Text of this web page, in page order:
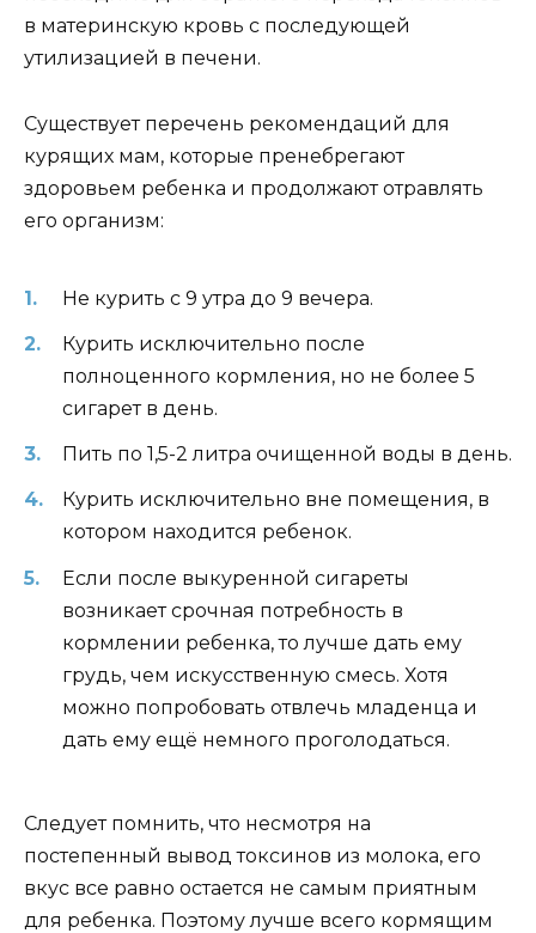
в материнскую кровь с последующей
утилизацией в печени.
Существует перечень рекомендаций для
курящих мам, которые пренебрегают
здоровьем ребенка и продолжают отравлять
его организм:
Не курить с 9 утра до 9 вечера.
Курить исключительно после
полноценного кормления, но не более 5
сигарет в день.
Пить по 1,5-2 литра очищенной воды в день.
Курить исключительно вне помещения, в
котором находится ребенок.
Если после выкуренной сигареты
возникает срочная потребность в
кормлении ребенка, то лучше дать ему
грудь, чем искусственную смесь. Хотя
можно попробовать отвлечь младенца и
дать ему ещё немного проголодаться.
Следует помнить, что несмотря на
постепенный вывод токсинов из молока, его
вкус все равно остается не самым приятным
для ребенка. Поэтому лучше всего кормящим